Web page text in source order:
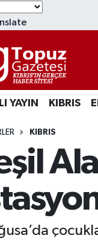
YAYIN KIBRIS
KIBRIS
Eczaneler
Durumu
Yoğunluk Haritası
Durumu ve Fikstür